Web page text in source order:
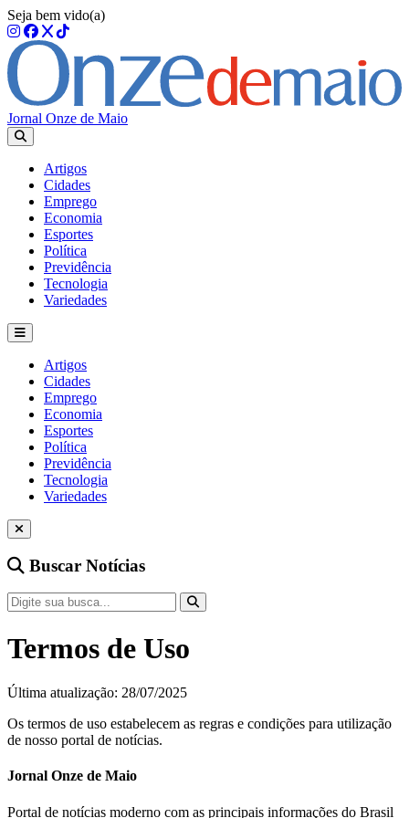
Seja bem vido(a)
Jornal Onze de Maio
Artigos
Cidades
Emprego
Economia
Esportes
Política
Previdência
Tecnologia
Variedades
Artigos
Cidades
Emprego
Economia
Esportes
Política
Previdência
Tecnologia
Variedades
Buscar Notícias
Termos de Uso
Última atualização: 28/07/2025
Os termos de uso estabelecem as regras e condições para utilização
de nosso portal de notícias.
Jornal Onze de Maio
Portal de notícias moderno com as principais informações do Brasil